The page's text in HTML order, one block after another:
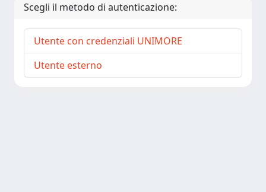
Scegli il metodo di autenticazione:
Utente con credenziali UNIMORE
Utente esterno